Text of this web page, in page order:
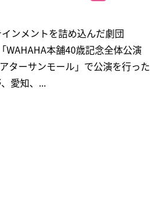
ンメントを詰め込んだ劇団
WAHAHA本舗40歳記念全体公演
ターサンモール」で公演を行った
愛知、...